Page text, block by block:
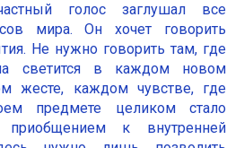
голос заглушал все
мира. Он хочет говорить
Не нужно говорить там, где
светится в каждом новом
жесте, каждом чувстве, где
предмете целиком стало
приобщением к внутренней